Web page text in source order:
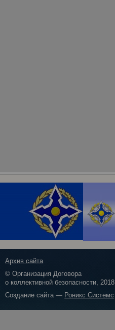
Архив сайта
© Организация Договора
о коллективной безопасности, 2018
Создание сайта — Роникс Системс